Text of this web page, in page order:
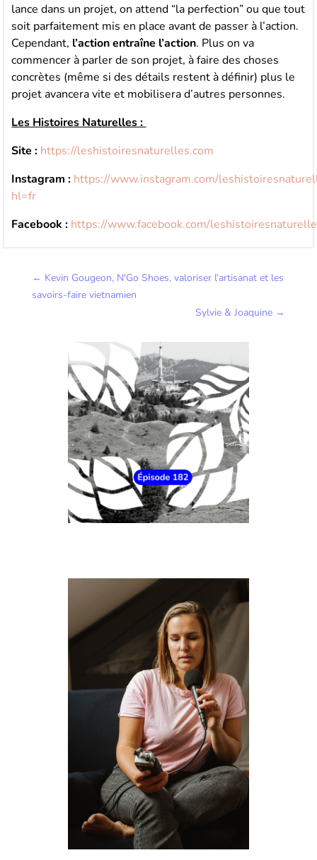
lance dans un projet, on attend “la perfection” ou que tout
soit parfaitement mis en place avant de passer à l’action.
Cependant, l’action entraîne l’action. Plus on va
commencer à parler de son projet, à faire des choses
concrètes (même si des détails restent à définir) plus le
projet avancera vite et mobilisera d’autres personnes.
Les Histoires Naturelles :
Site : https://leshistoiresnaturelles.com
Instagram : https://www.instagram.com/
hl=fr
Facebook : https://www.facebook.com/
← Kevin Gougeon, N'Go Shoes, valoriser l'artisanat et les
savoirs-faire vietnamien
Sylvie & Joaquine →